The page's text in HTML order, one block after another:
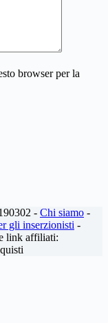
browser per la
- Chi siamo -
gli inserzionisti -
link affiliati: